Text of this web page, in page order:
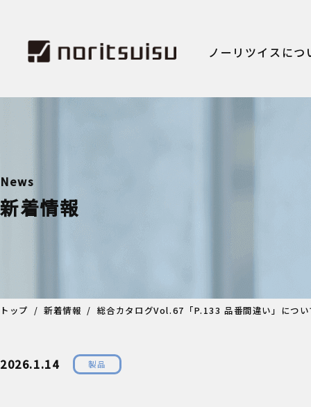
ノーリツイスにつ
News
新着情報
トップ 新着情報 総合カタログVol.67「P.133 品番間違い」につい
2026.1.14 製品